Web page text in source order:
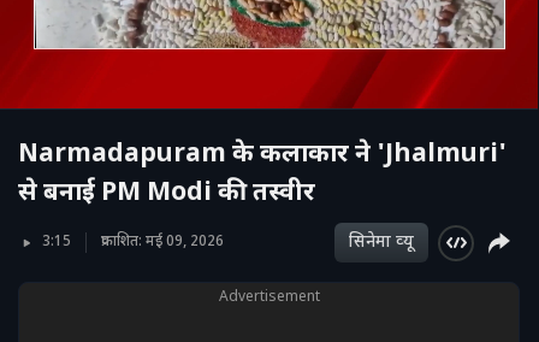
Narmadapuram के कलाकार ने 'Jhalmuri'
से बनाई PM Modi की तस्वीर
3:15 प्रकाशित: मई 09, 2026 सिनेमा व्‍यू
Advertisement